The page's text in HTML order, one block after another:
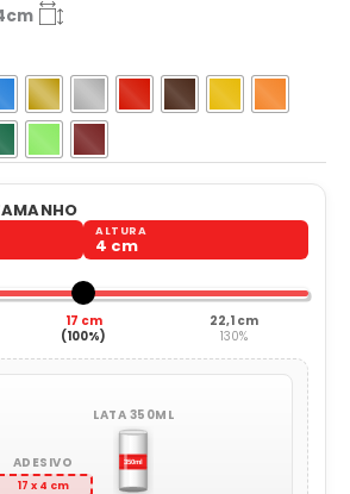
ALTURA
4 cm
17 cm
(100%)
22,1 cm
130%
ADESIVO
17 x 4 cm
LATA 350ML